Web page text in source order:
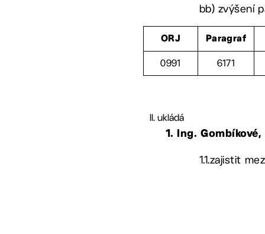
bb) zvýšení
ORJ Paragraf
0991 6171
ukládá
1. Ing.
1.1.zajistit